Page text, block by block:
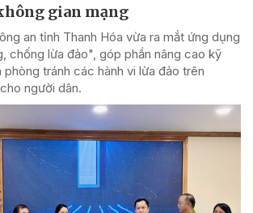
gian mạng
an tỉnh Thanh Hóa vừa ra mắt ứng dụng
chống lừa đảo", góp phần nâng cao kỹ
phòng tránh các hành vi lừa đảo trên
người dân.